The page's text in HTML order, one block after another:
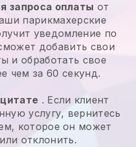
запроса оплаты от
парикмахерские
уведомление по
добавить свои
и обработать свое
чем за 60 секунд.
. Если клиент
услугу, вернитесь
которое он может
отклонить.